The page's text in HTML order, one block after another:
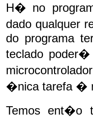
H� no
dado qualquer
do programa
teclado
�nica tarefa �
Temos ent�o